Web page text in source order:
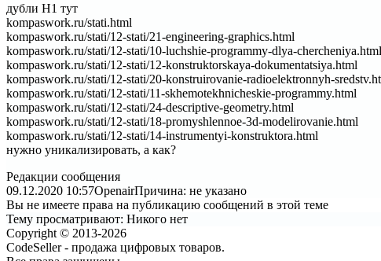
дубли Н1 тут
kompaswork.ru/stati.html
kompaswork.ru/stati/12-stati/21-engineering-graphics.html
kompaswork.ru/stati/12-stati/10-luchshie-programmy-dlya-chercheniya.html
kompaswork.ru/stati/12-stati/12-konstruktorskaya-dokumentatsiya.html
kompaswork.ru/stati/12-stati/20-konstruirovanie-radioelektronnyh-
kompaswork.ru/stati/12-stati/11-skhemotekhnicheskie-programmy.html
kompaswork.ru/stati/12-stati/24-descriptive-geometry.html
kompaswork.ru/stati/12-stati/18-promyshlennoe-3d-modelirovanie.html
kompaswork.ru/stati/12-stati/14-instrumentyi-konstruktora.html
нужно уникализировать, а как?
Редакции сообщения
09.12.2020 10:57OpenairПричина: не указано
Вы не имеете права на публикацию сообщений в этой теме
Тему просматривают: Никого нет
Copyright © 2013-2026
CodeSeller - продажа цифровых товаров.